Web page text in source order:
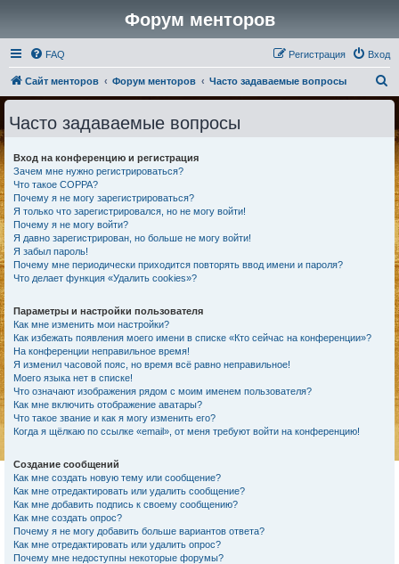
Форум менторов
FAQ Вход
Регистрация
Сайт менторов Форум менторов Часто задаваемые вопросы
о
Часто задаваемые вопросы
Вход на конференцию и регистрация
Зачем мне нужно регистрироваться?
Что такое COPPA?
Почему я не могу зарегистрироваться?
Я только что зарегистрировался, но не могу войти!
Почему я не могу войти?
Я давно зарегистрирован, но больше не могу войти!
Я забыл пароль!
Почему мне периодически приходится повторять ввод имени и пароля?
Что делает функция «Удалить cookies»?
Параметры и настройки пользователя
Как мне изменить мои настройки?
Как избежать появления моего имени в списке «Кто сейчас на конференции»?
На конференции неправильное время!
Я изменил часовой пояс, но время всё равно неправильное!
Моего языка нет в списке!
Что означают изображения рядом с моим именем пользователя?
Как мне включить отображение аватары?
Что такое звание и как я могу изменить его?
Когда я щёлкаю по ссылке «email», от меня требуют войти на конференцию!
Создание сообщений
Как мне создать новую тему или сообщение?
Как мне отредактировать или удалить сообщение?
Как мне добавить подпись к своему сообщению?
Как мне создать опрос?
Почему я не могу добавить больше вариантов ответа?
Как мне отредактировать или удалить опрос?
Почему мне недоступны некоторые форумы?